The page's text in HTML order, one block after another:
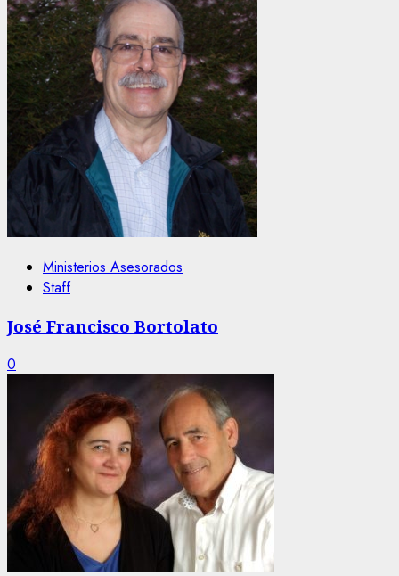
Ministerios Asesorados
Staff
José Francisco Bortolato
0